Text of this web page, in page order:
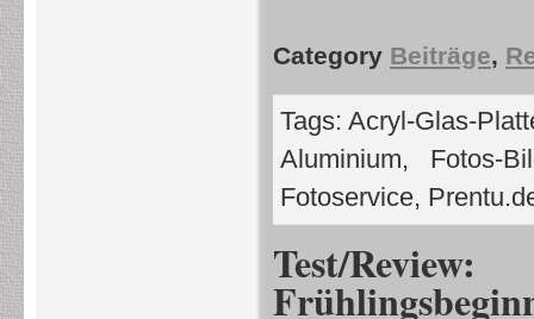
Category Beiträge,
Tags:Acryl-Glas-
Aluminium, Fotos-
Fotoservice,
Test/